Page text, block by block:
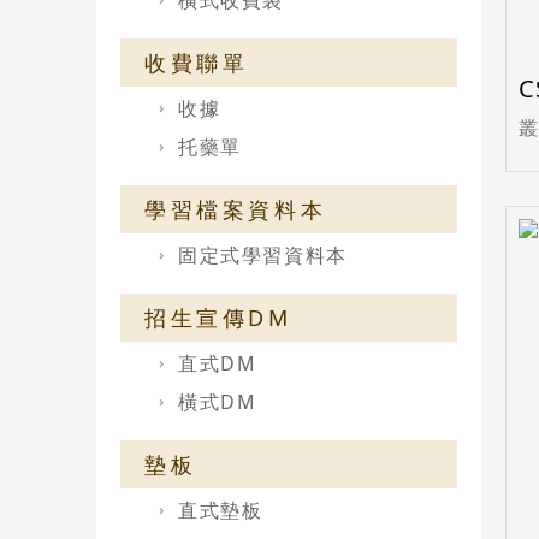
收費聯單
收據
托藥單
學習檔案資料本
固定式學習資料本
招生宣傳DM
直式DM
橫式DM
墊板
直式墊板